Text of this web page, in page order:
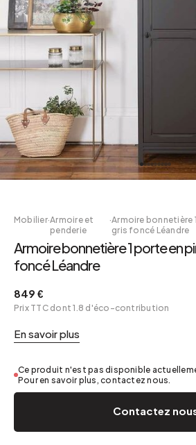
Mobilier·Armoire et
penderie
·Armoire bonnetière
gris foncé Léandre
Armoire bonnetière 1 porte en
foncé Léandre
849 €
Prix TTC dont 1.8 d'éco-contribution
En savoir plus
Ce produit n'est pas disponible
Pour en savoir plus, contactez nous.
Contactez